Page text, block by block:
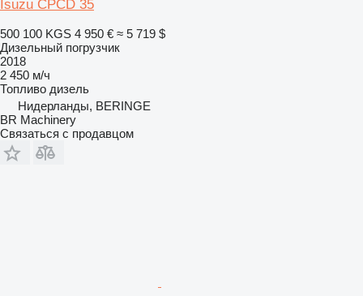
Isuzu CPCD 35
500 100 KGS 4 950 € ≈ 5 719 $
Дизельный погрузчик
2018
2 450 м/ч
Топливо дизель
Нидерланды, BERINGE
BR Machinery
Связаться с продавцом